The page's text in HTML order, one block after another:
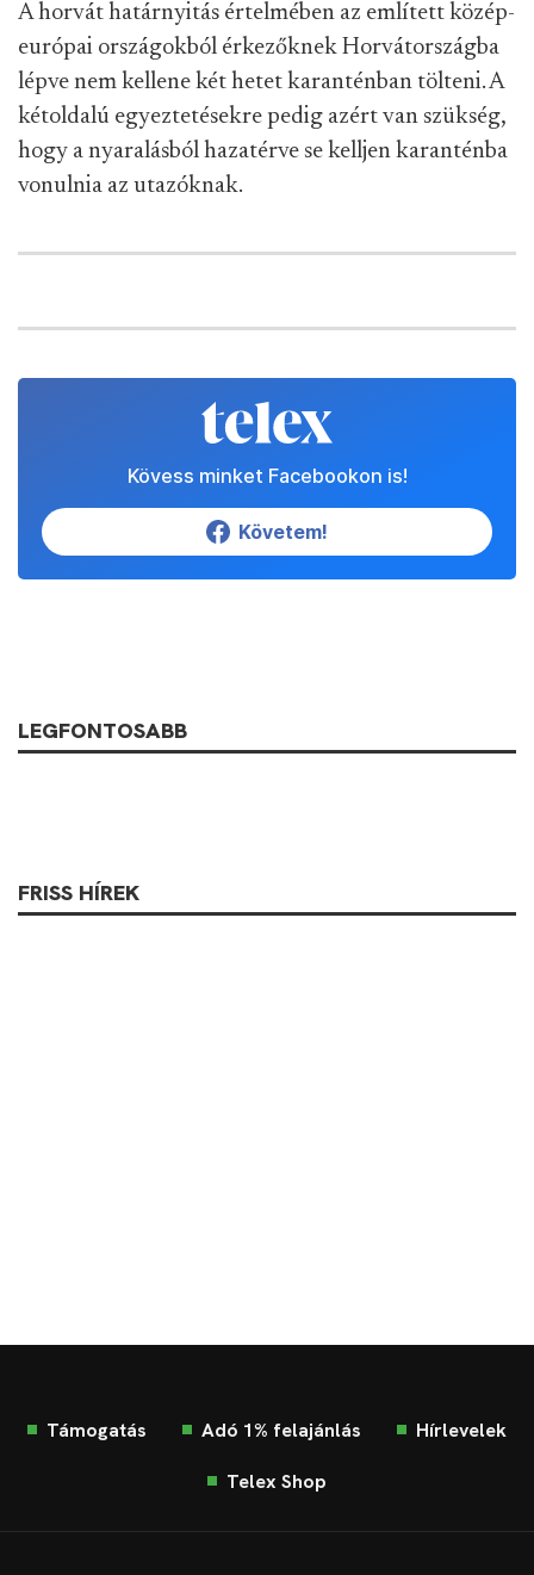
A horvát határnyitás értelmében az említett közép-
európai országokból érkezőknek Horvátországba
lépve nem kellene két hetet karanténban tölteni. A
kétoldalú egyeztetésekre pedig azért van szükség,
hogy a nyaralásból hazatérve se kelljen karanténba
vonulnia az utazóknak.
Kövess minket Facebookon is!
Követem!
LEGFONTOSABB
FRISS HÍREK
Támogatás Adó 1% felajánlás Hírlevelek
Telex Shop